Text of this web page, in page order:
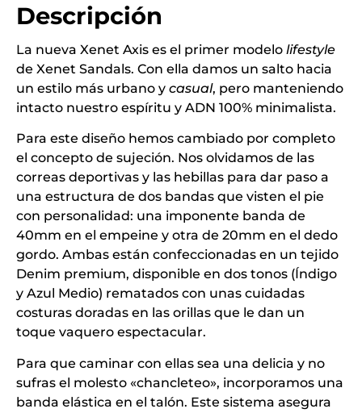
Descripción
La nueva Xenet Axis es el primer modelo lifestyle
de Xenet Sandals. Con ella damos un salto hacia
un estilo más urbano y casual, pero manteniendo
intacto nuestro espíritu y ADN 100% minimalista.
Para este diseño hemos cambiado por completo
el concepto de sujeción. Nos olvidamos de las
correas deportivas y las hebillas para dar paso a
una estructura de dos bandas que visten el pie
con personalidad: una imponente banda de
40mm en el empeine y otra de 20mm en el dedo
gordo. Ambas están confeccionadas en un tejido
Denim premium, disponible en dos tonos (Índigo
y Azul Medio) rematados con unas cuidadas
costuras doradas en las orillas que le dan un
toque vaquero espectacular.
Para que caminar con ellas sea una delicia y no
sufras el molesto «chancleteo», incorporamos una
banda elástica en el talón. Este sistema asegura